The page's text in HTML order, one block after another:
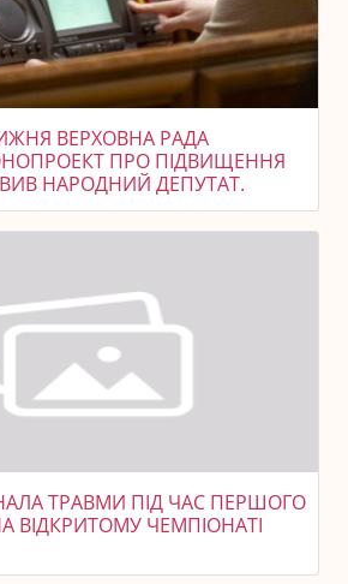
ВЕРХОВНА РАДА
ПРО ПІДВИЩЕННЯ
НАРОДНИЙ ДЕПУТАТ.
ТРАВМИ ПІД ЧАС ПЕРШОГО
ВІДКРИТОМУ ЧЕМПІОНАТІ